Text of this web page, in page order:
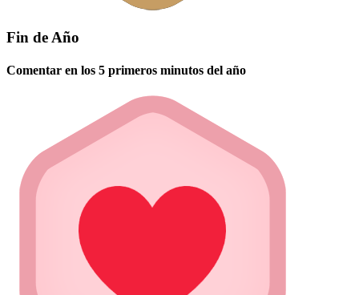
Fin de Año
Comentar en los 5 primeros minutos del año